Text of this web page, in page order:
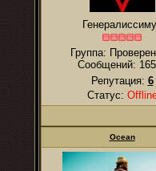
Группа:
Сообщений:
Репутация: 6
Статус:
Ocean